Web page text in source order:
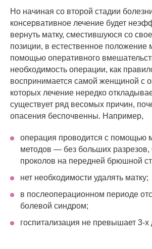
Но начиная со второй стадии
консервативное лечение будет
вернуть матку, сместившуюся со
позиции, в естественное положение
помощью оперативного
необходимость операции, как
воспринимается самой женщиной с
которых лечение нередко
существует ряд весомых причин,
опасения беспочвенны. Например,
операция проводится с помощью
методов — без больших разрезов,
проколов на передней брюшной
нет необходимости удалять матку;
в послеоперационном периоде
болевой синдром;
госпитализация не превышает 3-х